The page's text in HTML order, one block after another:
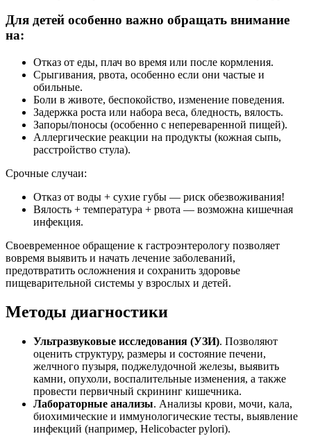
Для детей особенно важно обращать внимание
на:
Отказ от еды, плач во время или после кормления.
Срыгивания, рвота, особенно если они частые и
обильные.
Боли в животе, беспокойство, изменение поведения.
Задержка роста или набора веса, бледность, вялость.
Запоры/поносы (особенно с непереваренной пищей).
Аллергические реакции на продукты (кожная сыпь,
расстройство стула).
Срочные случаи:
Отказ от воды + сухие губы — риск обезвоживания!
Вялость + температура + рвота — возможна кишечная
инфекция.
Своевременное обращение к гастроэнтерологу позволяет
вовремя выявить и начать лечение заболеваний,
предотвратить осложнения и сохранить здоровье
пищеварительной системы у взрослых и детей.
Методы диагностики
Ультразвуковые исследования (УЗИ). Позволяют
оценить структуру, размеры и состояние печени,
желчного пузыря, поджелудочной железы, выявить
камни, опухоли, воспалительные изменения, а также
провести первичный скрининг кишечника.
Лабораторные анализы. Анализы крови, мочи, кала,
биохимические и иммунологические тесты, выявление
инфекций (например, Helicobacter pylori).